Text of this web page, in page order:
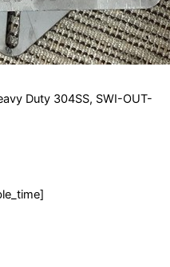
Duty 304SS, SWI-OUT-